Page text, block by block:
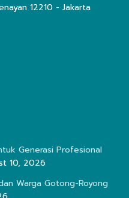
12210 - Jakarta
Generasi Profesional
10, 2026
Warga Gotong-Royong